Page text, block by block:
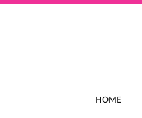
HOME